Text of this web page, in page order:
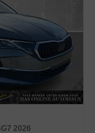
2026